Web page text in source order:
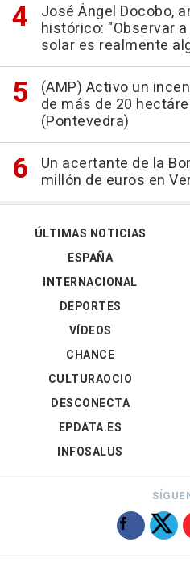
José Ángel Docobo,
histórico: "Observar
solar es realmente
(AMP) Activo un
de más de 20
(Pontevedra)
Un acertante de la
millón de euros en
ÚLTIMAS NOTICIAS
ESPAÑA
INTERNACIONAL
DEPORTES
VÍDEOS
CHANCE
CULTURAOCIO
DESCONECTA
EPDATA.ES
INFOSALUS